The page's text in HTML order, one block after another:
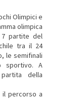
Olimpici e
olimpica
partite del
tra il 24
le semifinali
sportivo. A
della
il percorso a